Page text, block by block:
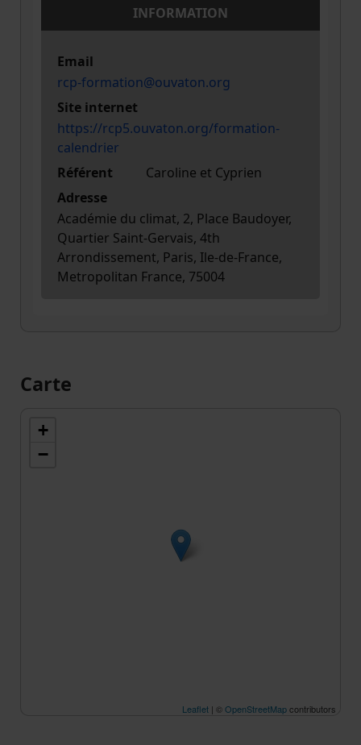
INFORMATION
Email
rcp-formation@ouvaton.org
Site internet
https://rcp5.ouvaton.org/formation-
calendrier
Référent
Caroline et Cyprien
Adresse
Académie du climat, 2, Place Baudoyer,
Quartier Saint-Gervais, 4th
Arrondissement, Paris, Ile-de-France,
Metropolitan France, 75004
Carte
+
−
Leaflet | ©OpenStreetMapcontributors